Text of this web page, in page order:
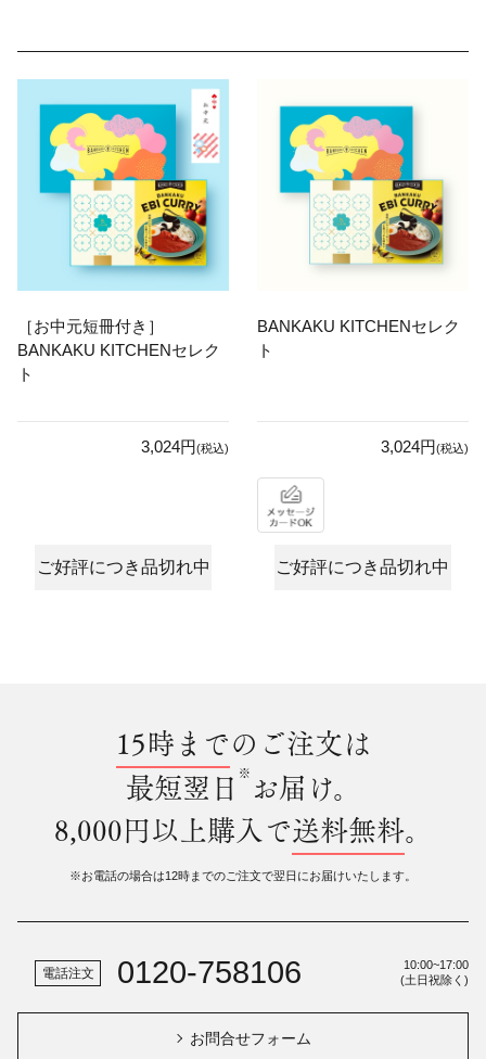
［お中元短冊付き］
BANKAKU KITCHENセレク
ト
3,024円(税込)
ご好評につき品切れ中
BANKAKU KITCHENセレク
ト
3,024円(税込)
ご好評につき品切れ中
15時までのご注文は
最短翌日 ※ お届け。
8,000円以上購入で送料無料。
※お電話の場合は12時までのご注文で翌日にお届けいたします。
電話注文 0120-758106
10:00~17:00
(土日祝除く)
お問合せフォーム